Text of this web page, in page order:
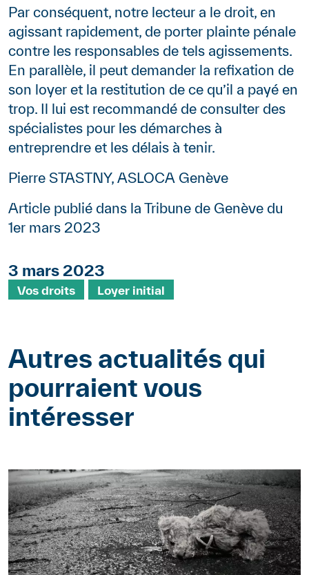
Par conséquent, notre lecteur a le droit, en
agissant rapidement, de porter plainte pénale
contre les responsables de tels agissements.
En parallèle, il peut demander la refixation de
son loyer et la restitution de ce qu’il a payé en
trop. Il lui est recommandé de consulter des
spécialistes pour les démarches à
entreprendre et les délais à tenir.
Pierre STASTNY, ASLOCA Genève
Article publié dans la Tribune de Genève du
1er mars 2023
3 mars 2023
Mots clés
Vos droits Loyer initial
Autres actualités qui
pourraient vous
intéresser